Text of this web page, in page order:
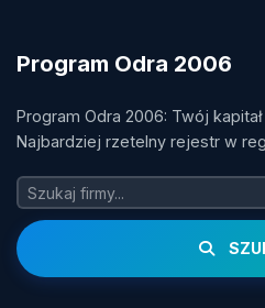
Program Odra 2006
Program Odra 2006: Twój
Najbardziej rzetelny rejestr w